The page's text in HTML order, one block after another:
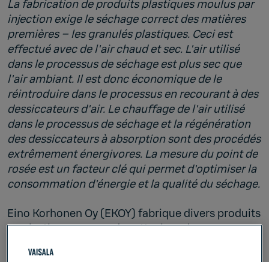
La fabrication de produits plastiques moulus par
injection exige le séchage correct des matières
premières – les granulés plastiques. Ceci est
effectué avec de l'air chaud et sec. L'air utilisé
dans le processus de séchage est plus sec que
l'air ambiant. Il est donc économique de le
réintroduire dans le processus en recourant à des
dessiccateurs d'air. Le chauffage de l'air utilisé
dans le processus de séchage et la régénération
des dessiccateurs à absorption sont des procédés
extrêmement énergivores. La mesure du point de
rosée est un facteur clé qui permet d'optimiser la
consommation d'énergie et la qualité du séchage.
Eino Korhonen Oy (EKOY) fabrique divers produits
en plastique comme des attaches, des
les transmetteurs de point de rosée DRYCAP®